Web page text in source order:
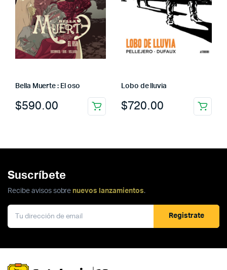
Bella Muerte : El oso
$590.00
Lobo de lluvia
$720.00
Suscríbete
Recibe avisos sobre nuevos lanzamientos.
Registrate